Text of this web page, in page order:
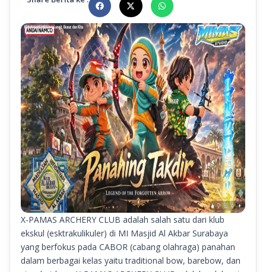
X-PAMAS ARCHERY CLUB adalah salah satu dari klub
ekskul (esktrakulikuler) di MI Masjid Al Akbar Surabaya
yang berfokus pada CABOR (cabang olahraga) panahan
dalam berbagai kelas yaitu traditional bow, barebow, dan